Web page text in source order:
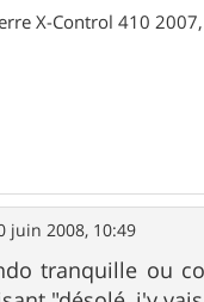
X-Control 410 2007,
juin 2008, 10:49
tranquille ou